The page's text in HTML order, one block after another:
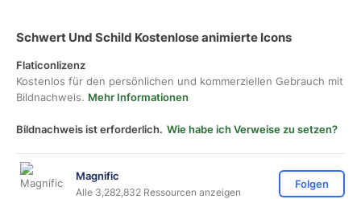
Schwert Und Schild Kostenlose animierte Icons
Flaticonlizenz
Kostenlos für den persönlichen und kommerziellen Gebrauch mit
Bildnachweis. Mehr Informationen
Bildnachweis ist erforderlich. Wie habe ich Verweise zu setzen?
Magnific
Alle 3,282,832 Ressourcen anzeigen
Folgen